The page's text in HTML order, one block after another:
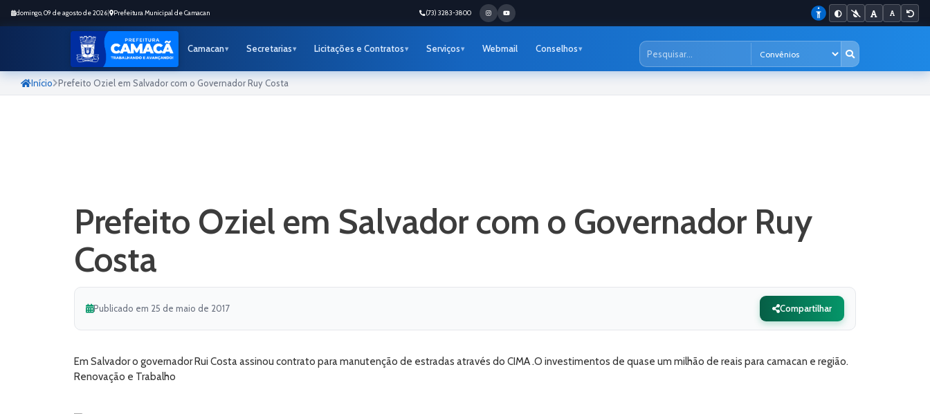
domingo, 09 de agosto de 2026 Prefeitura Municipal de Camacan (73) 3283-3800
Camacan Secretarias Licitações e Contratos Serviços Webmail Conselhos
Início Prefeito Oziel em Salvador com o Governador Ruy Costa
Prefeito Oziel em Salvador com o Governador Ruy
Costa
Publicado em 25 de maio de 2017 Compartilhar
Em Salvador o governador Rui Costa assinou contrato para manutenção de estradas através do CIMA .O investimentos de quase um milhão de reais para camacan e região.
Renovação e Trabalho